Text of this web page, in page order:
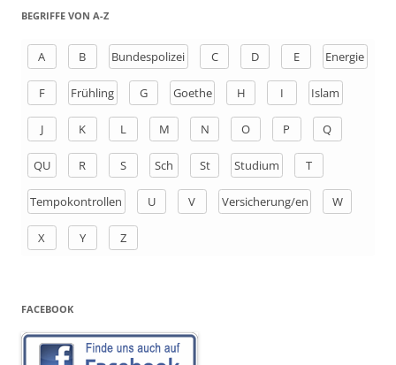
h
BEGRIFFE VON A-Z
A B Bundespolizei C D E Energie
F Frühling G Goethe H I Islam
J K L M N O P Q
QU R S Sch St Studium T
Tempokontrollen U V Versicherung/en W
X Y Z
FACEBOOK